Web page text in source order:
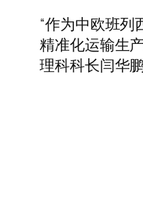
“作为中欧班
精准化运输生
理科科长闫华鹏